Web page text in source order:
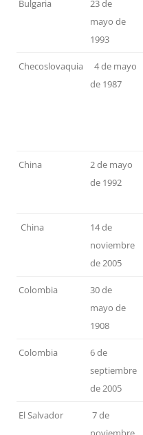
Bulgaria
23 de
mayo de
1993
Checoslovaquia
4 de mayo
de 1987
China
2 de mayo
de 1992
China
14 de
noviembre
de 2005
Colombia
30 de
mayo de
1908
Colombia
6 de
septiembre
de 2005
El Salvador
7 de